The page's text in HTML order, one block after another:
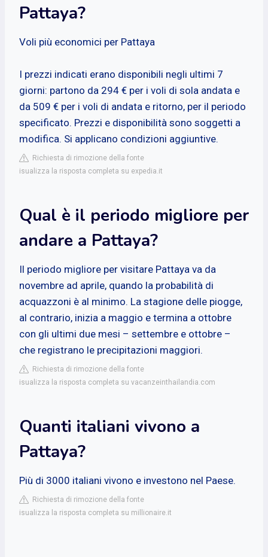
Pattaya?
Voli più economici per Pattaya
I prezzi indicati erano disponibili negli ultimi 7
giorni: partono da 294 € per i voli di sola andata e
da 509 € per i voli di andata e ritorno, per il periodo
specificato. Prezzi e disponibilità sono soggetti a
modifica. Si applicano condizioni aggiuntive.
Richiesta di rimozione della fonte
isualizza la risposta completa su expedia.it
Qual è il periodo migliore per
andare a Pattaya?
Il periodo migliore per visitare Pattaya va da
novembre ad aprile, quando la probabilità di
acquazzoni è al minimo. La stagione delle piogge,
al contrario, inizia a maggio e termina a ottobre
con gli ultimi due mesi – settembre e ottobre –
che registrano le precipitazioni maggiori.
Richiesta di rimozione della fonte
isualizza la risposta completa su vacanzeinthailandia.com
Quanti italiani vivono a
Pattaya?
Più di 3000 italiani vivono e investono nel Paese.
Richiesta di rimozione della fonte
isualizza la risposta completa su millionaire.it